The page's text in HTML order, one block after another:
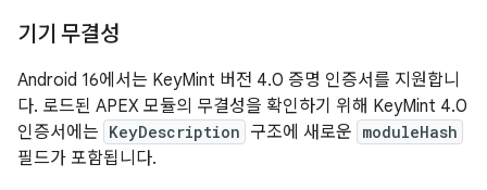
기기 무결성
Android 16에서는 KeyMint 버전 4.0 증명 인증서를 지원합니
다. 로드된 APEX 모듈의 무결성을 확인하기 위해 KeyMint 4.0
인증서에는 KeyDescription 구조에 새로운 moduleHash
필드가 포함됩니다.